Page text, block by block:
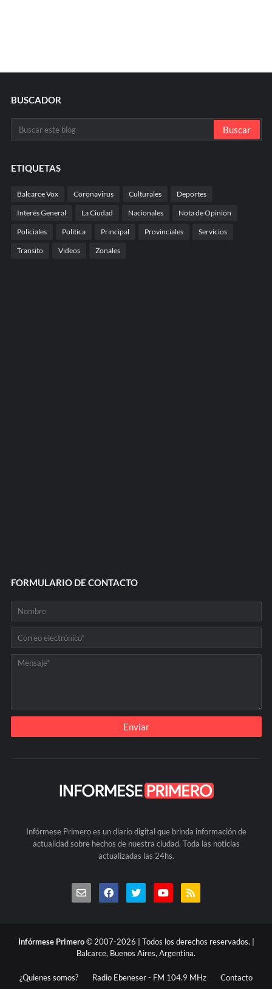
BUSCADOR
ETIQUETAS
Balcarce Vox Coronavirus Culturales Deportes
Interés General La Ciudad Nacionales Nota de Opinión
Policiales Politica Principal Provinciales Servicios
Transito Videos Zonales
FORMULARIO DE CONTACTO
Infórmese Primero es un diario digital que brinda información de
actualidad sobre hechos de nuestra ciudad. Toda las noticias
actualizadas las 24hs.
Infórmese Primero© 2007-2026 | Todos los derechos reservados. |
Balcarce, Buenos Aires, Argentina.
¿Quienes somos? Radio Ebeneser - FM 104.9 MHz Contacto